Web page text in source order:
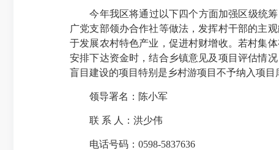
今年我区将通过以下四个方面加强区级统筹
广党支部领办合作社等做法，发挥村干部的主
于发展农村特色产业，促进村财增收。若村集
安排下达资金时，结合乡镇意见及项目评估情
盲目建设的项目特别是乡村游项目不予纳入项
领导署名：陈小军
联 系 人：洪少伟
电话号码：0598-5837636